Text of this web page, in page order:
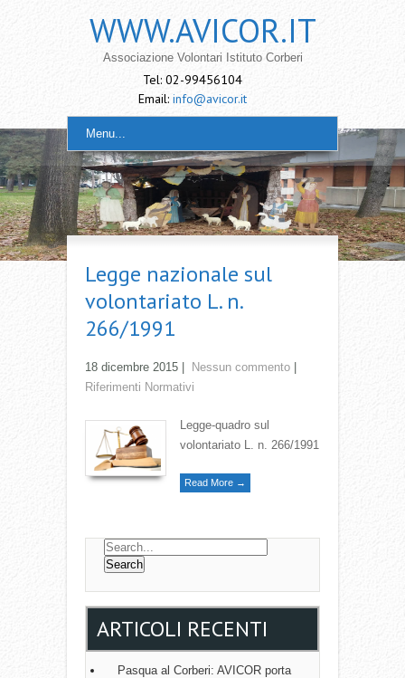
WWW.AVICOR.IT
Associazione Volontari Istituto Corberi
Tel: 02-99456104
Email: info@avicor.it
Menu...
Legge nazionale sul
volontariato L. n.
266/1991
18 dicembre 2015 Nessun commento
Riferimenti Normativi
Legge-quadro sul
volontariato L. n. 266/1991
Read More →
ARTICOLI RECENTI
Pasqua al Corberi: AVICOR porta